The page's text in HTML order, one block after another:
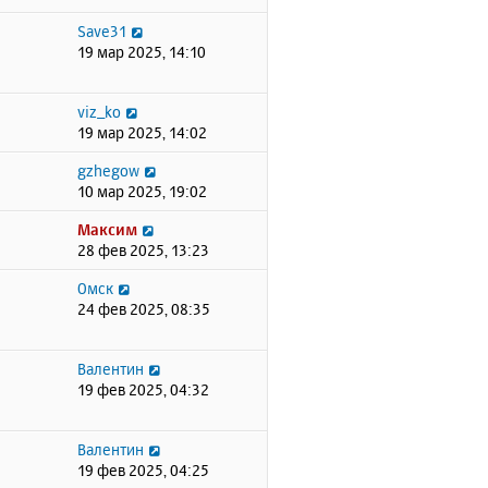
Save31
19 мар 2025, 14:10
viz_ko
19 мар 2025, 14:02
gzhegow
10 мар 2025, 19:02
Максим
28 фев 2025, 13:23
Омск
24 фев 2025, 08:35
Валентин
19 фев 2025, 04:32
Валентин
19 фев 2025, 04:25